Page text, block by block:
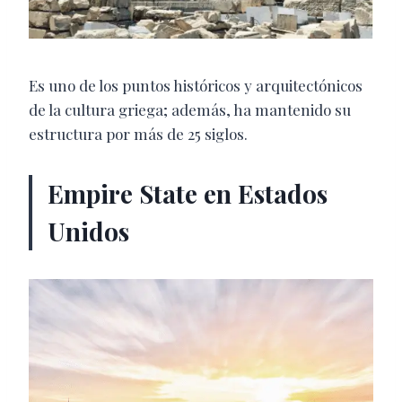
Es uno de los puntos históricos y arquitectónicos
de la cultura griega; además, ha mantenido su
estructura por más de 25 siglos.
Empire State en Estados
Unidos